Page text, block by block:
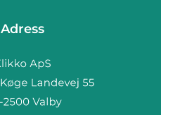
Adress